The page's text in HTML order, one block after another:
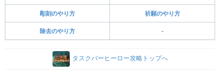
彫刻のやり方 祈願のやり方
除去のやり方 -
タスクバーヒーロー攻略トップへ